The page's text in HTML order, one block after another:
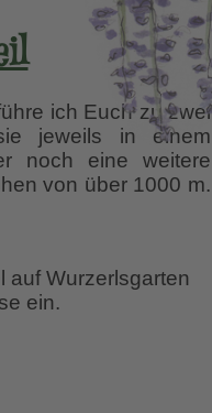
ich Euch zu zwei
jeweils in einem
noch eine weitere
von über 1000 m.
auf Wurzerlsgarten
ein.